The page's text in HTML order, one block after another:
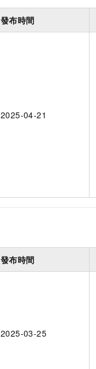
發布時間
2025-04-21
發布時間
2025-03-25